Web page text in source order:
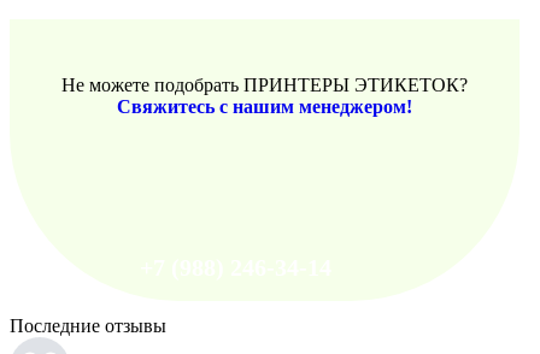
Не можете подобрать ПРИНТЕРЫ ЭТИКЕТОК?
Свяжитесь с нашим менеджером!
Последние отзывы